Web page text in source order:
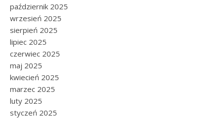
październik 2025
wrzesień 2025
sierpień 2025
lipiec 2025
czerwiec 2025
maj 2025
kwiecień 2025
marzec 2025
luty 2025
styczeń 2025